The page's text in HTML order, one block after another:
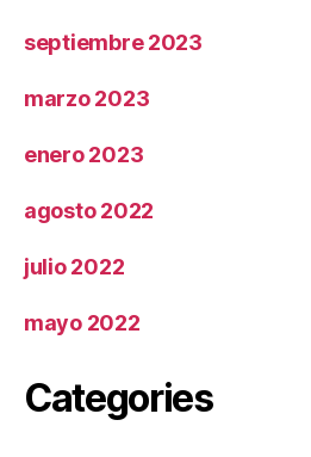
septiembre 2023
marzo 2023
enero 2023
agosto 2022
julio 2022
mayo 2022
Categories